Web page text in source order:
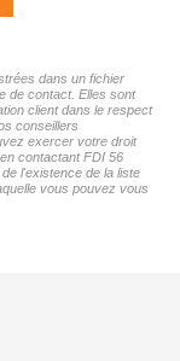
dans un fichier
de contact. Elles sont
client dans le respect
conseillers
exercer votre droit
contactant FDI 56
l'existence de la liste
vous pouvez vous